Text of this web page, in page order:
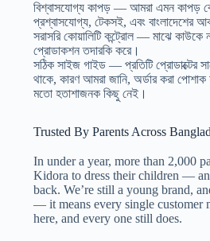
বিশ্বাসযোগ্য কাপড় — আমরা এমন কাপড়
প্রশ্বাসযোগ্য, টেকসই, এবং বাংলাদেশের
সরাসরি কোয়ালিটি কন্ট্রোল — মাঝে কাউকে
প্রোডাকশন তদারকি করে।
সঠিক সাইজ গাইড — প্রতিটি প্রোডাক্টের
থাকে, কারণ আমরা জানি, অর্ডার করা পোশাক
মতো হতাশাজনক কিছু নেই।
Trusted By Parents Across
In under a year, more than 2,000
Kidora to dress their children —
back. We’re still a young brand,
— it means every single customer
here, and every one still does.